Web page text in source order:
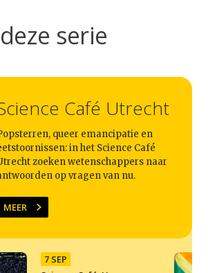
serie
Café Utrecht
queer emancipatie en
in het Science Café
zoeken wetenschappers naar
op vragen van nu.
MEER
7 SEP